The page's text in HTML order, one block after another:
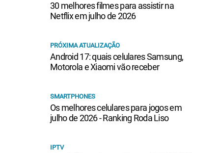
30 melhores filmes para assistir na
Netflix em julho de 2026
PRÓXIMA ATUALIZAÇÃO
Android 17: quais celulares Samsung,
Motorola e Xiaomi vão receber
SMARTPHONES
Os melhores celulares para jogos em
julho de 2026 - Ranking Roda Liso
IPTV